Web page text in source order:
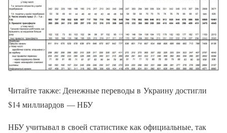
Читайте также: Денежные переводы в Украину достигли
$14 миллиардов — НБУ
НБУ учитывал в своей статистике как официальные, так